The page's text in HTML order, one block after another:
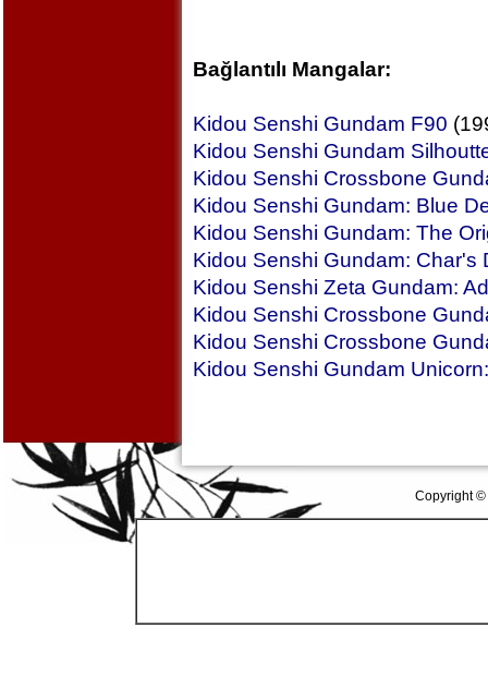
Bağlantılı Mangalar:
Kidou Senshi Gundam F90
Kidou Senshi Gundam
Kidou Senshi Crossbone
Kidou Senshi Gundam: Blue
Kidou Senshi Gundam: The
Kidou Senshi Gundam: Char's
Kidou Senshi Zeta Gundam:
Kidou Senshi Crossbone
Kidou Senshi Crossbone
Kidou Senshi Gundam
Copyright ©